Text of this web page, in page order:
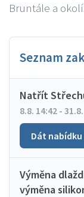
Bruntále a
Seznam
Natřít
8.8. 14:42 -
Dát nabídku
Výměna
výměna